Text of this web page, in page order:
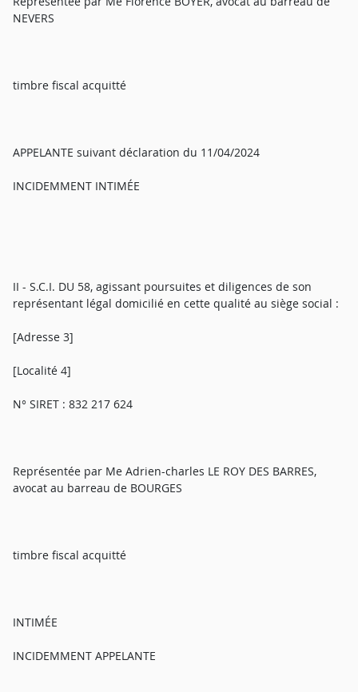
NEVERS
timbre fiscal acquitté
APPELANTE suivant déclaration du 11/04/2024
INCIDEMMENT INTIMÉE
II - S.C.I. DU 58, agissant poursuites et diligences de son
représentant légal domicilié en cette qualité au siège social :
[Adresse 3]
[Localité 4]
N° SIRET : 832 217 624
Représentée par Me Adrien-charles LE ROY DES BARRES,
avocat au barreau de BOURGES
timbre fiscal acquitté
INTIMÉE
INCIDEMMENT APPELANTE